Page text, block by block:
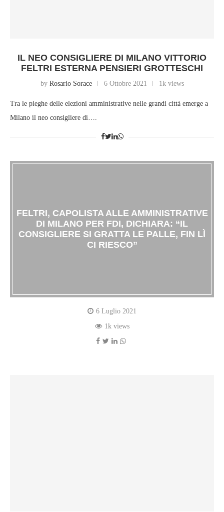
IL NEO CONSIGLIERE DI MILANO VITTORIO
FELTRI ESTERNA PENSIERI GROTTESCHI
by Rosario Sorace 6 Ottobre 2021 1k views
Tra le pieghe delle elezioni amministrative nelle grandi città emerge a
Milano il neo consigliere di….
FELTRI, CAPOLISTA ALLE AMMINISTRATIVE
DI MILANO PER FDI, DICHIARA: “IL
CONSIGLIERE SI GRATTA LE PALLE, FIN LÌ
CI RIESCO”
6 Luglio 2021
1k views